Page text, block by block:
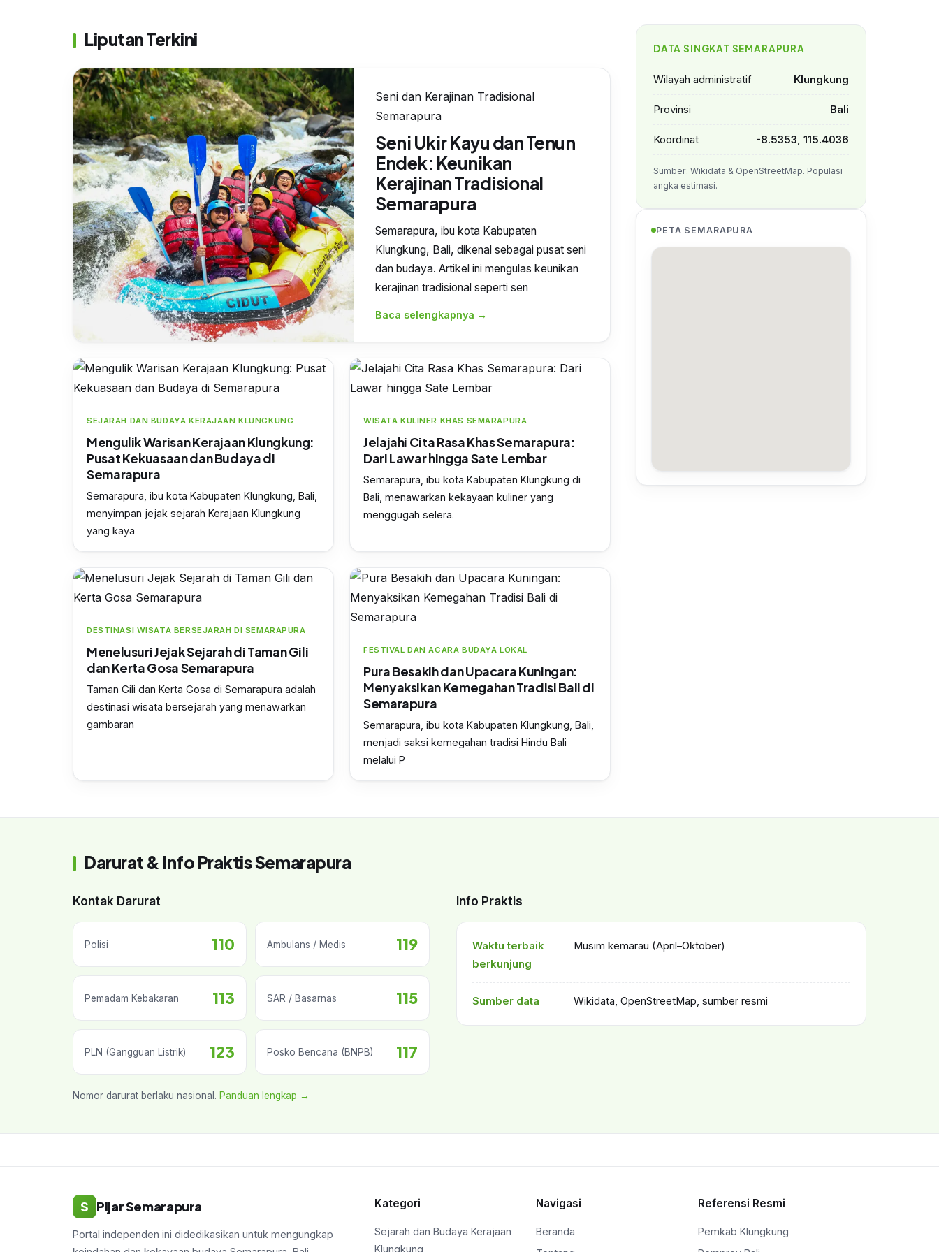
Liputan Terkini
Seni dan Kerajinan Tradisional
Semarapura
Seni Ukir Kayu dan Tenun
Endek: Keunikan
Kerajinan Tradisional
Semarapura
Semarapura, ibu kota Kabupaten
Klungkung, Bali, dikenal sebagai pusat seni
dan budaya. Artikel ini mengulas keunikan
kerajinan tradisional seperti sen
Baca selengkapnya →
SEJARAH DAN BUDAYA KERAJAAN KLUNGKUNG
Mengulik Warisan Kerajaan Klungkung:
Pusat Kekuasaan dan Budaya di
Semarapura
Semarapura, ibu kota Kabupaten Klungkung, Bali,
menyimpan jejak sejarah Kerajaan Klungkung
yang kaya
WISATA KULINER KHAS SEMARAPURA
Jelajahi Cita Rasa Khas Semarapura:
Dari Lawar hingga Sate Lembar
Semarapura, ibu kota Kabupaten Klungkung di
Bali, menawarkan kekayaan kuliner yang
menggugah selera.
DESTINASI WISATA BERSEJARAH DI SEMARAPURA
Menelusuri Jejak Sejarah di Taman Gili
dan Kerta Gosa Semarapura
Taman Gili dan Kerta Gosa di Semarapura adalah
destinasi wisata bersejarah yang menawarkan
gambaran
FESTIVAL DAN ACARA BUDAYA LOKAL
Pura Besakih dan Upacara Kuningan:
Menyaksikan Kemegahan Tradisi Bali di
Semarapura
Semarapura, ibu kota Kabupaten Klungkung, Bali,
menjadi saksi kemegahan tradisi Hindu Bali
melalui P
DATA SINGKAT SEMARAPURA
Wilayah administratif Klungkung
Provinsi Bali
Koordinat -8.5353, 115.4036
Sumber: Wikidata & OpenStreetMap. Populasi
angka estimasi.
PETA SEMARAPURA
Darurat & Info Praktis Semarapura
Kontak Darurat
Polisi 110 Ambulans / Medis 119
Pemadam Kebakaran 113 SAR / Basarnas 115
PLN (Gangguan Listrik) 123 Posko Bencana (BNPB) 117
Info Praktis
Waktu terbaik
berkunjung
Musim kemarau (April–Oktober)
Sumber data Wikidata, OpenStreetMap, sumber resmi
Nomor darurat berlaku nasional. Panduan lengkap →
S Pijar Semarapura
Portal independen ini didedikasikan untuk mengungkap
Kategori
Sejarah dan Budaya Kerajaan
Klungkung
Navigasi
Beranda
Referensi Resmi
Pemkab Klungkung